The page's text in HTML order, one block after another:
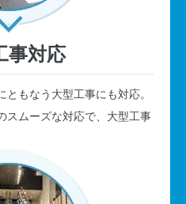
事対応
もなう大型工事にも対応。
スムーズな対応で、大型工事